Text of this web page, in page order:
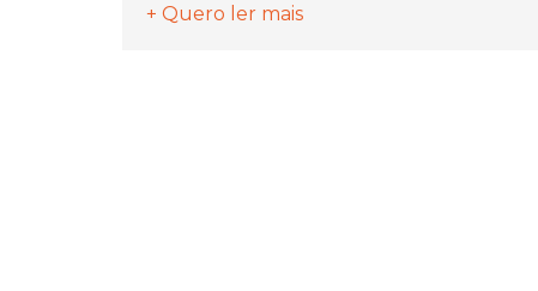
+ Quero ler mais